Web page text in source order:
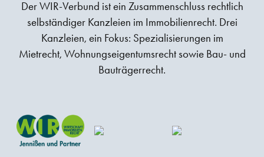
Der WIR-Verbund ist ein Zusammenschluss rechtlich
selbständiger Kanzleien im Immobilienrecht. Drei
Kanzleien, ein Fokus: Spezialisierungen im
Mietrecht, Wohnungseigentumsrecht sowie Bau- und
Bauträgerrecht.